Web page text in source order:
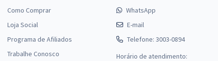
Como Comprar
Loja Social
Programa de Afiliados
Trabalhe Conosco
WhatsApp
E-mail
Telefone: 3003-0894
Horário de atendimento: